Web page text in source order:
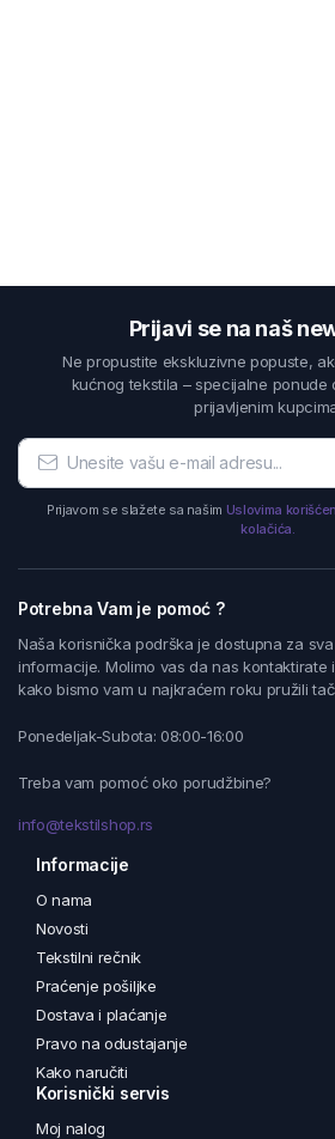
Prijavi se na naš
Ne propustite ekskluzivne popuste,
kućnog tekstila – specijalne ponude
prijavljenim
Prijavom se slažete sa našim Uslovima
kolačića.
Potrebna Vam je pomoć ?
Naša korisnička podrška je dostupna za
informacije. Molimo vas da nas kontaktirate
kako bismo vam u najkraćem roku pružili
Ponedeljak-Subota: 08:00-16:00
Treba vam pomoć oko porudžbine?
info@tekstilshop.rs
Informacije
O nama
Novosti
Tekstilni rečnik
Praćenje pošiljke
Dostava i plaćanje
Pravo na odustajanje
Kako naručiti
Korisnički servis
Moj nalog